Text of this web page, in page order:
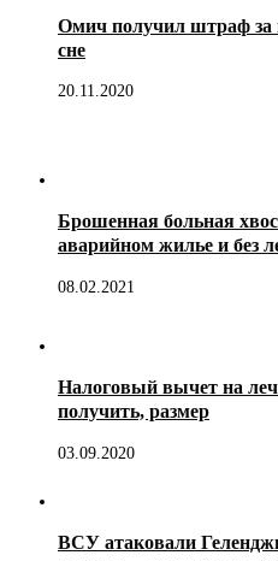
Омич получил штраф за
сне
20.11.2020
Брошенная больная
аварийном жилье и без
08.02.2021
Налоговый вычет на
получить, размер
03.09.2020
ВСУ атаковали